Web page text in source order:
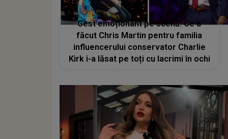
Gest emoționant pe scenă! Ce a
făcut Chris Martin pentru familia
influencerului conservator Charlie
Kirk i-a lăsat pe toți cu lacrimi în ochi